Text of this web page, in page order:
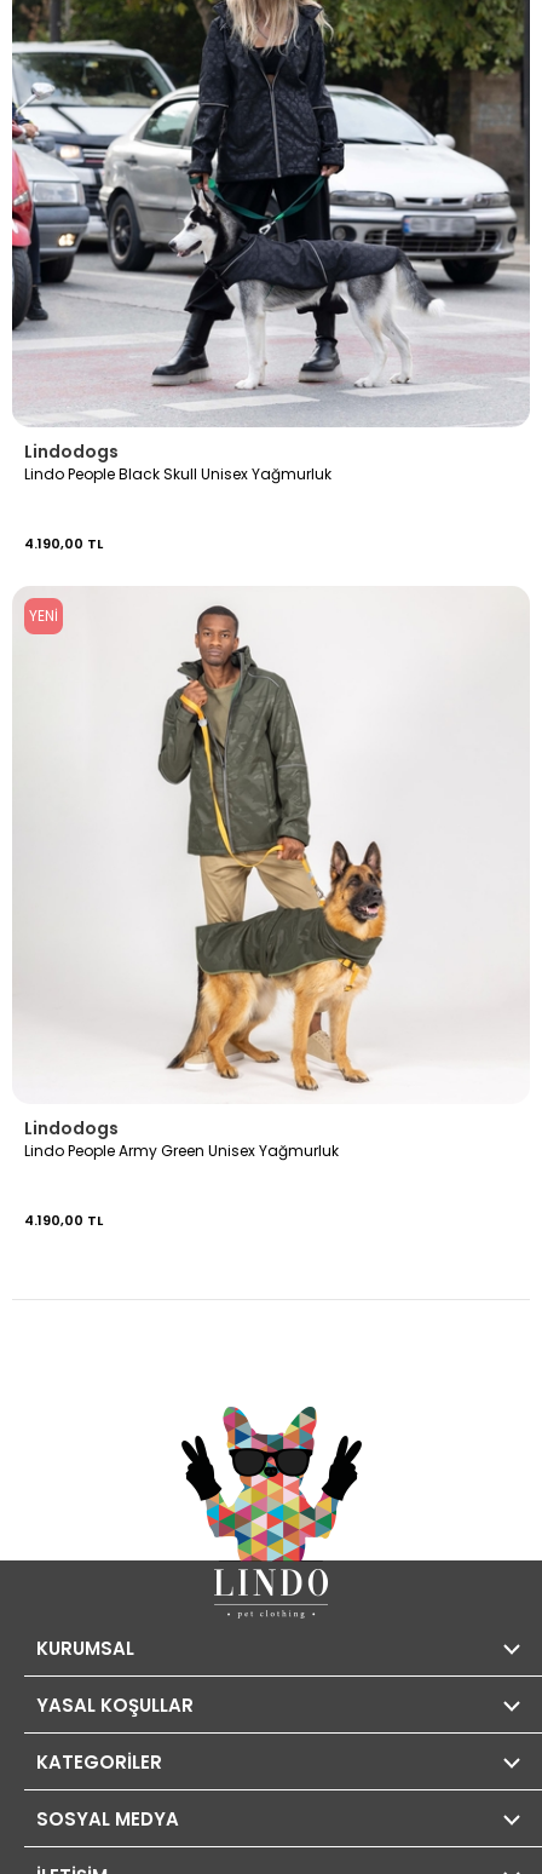
Lindodogs
Lindo People Black Skull Unisex Yağmurluk
4.190,00 TL
YENI
Lindodogs
Lindo People Army Green Unisex Yağmurluk
4.190,00 TL
KURUMSAL
YASAL KOŞULLAR
KATEGORİLER
SOSYAL MEDYA